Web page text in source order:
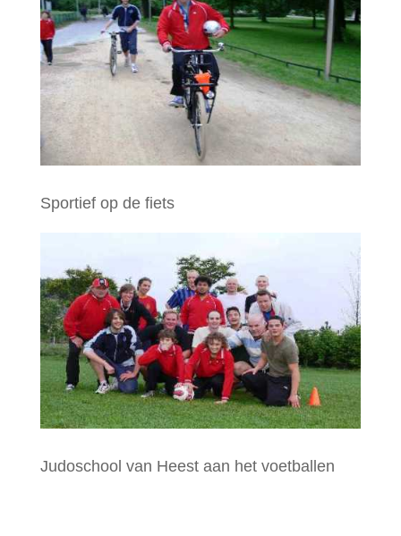
Sportief op de fiets
Judoschool van Heest aan het voetballen